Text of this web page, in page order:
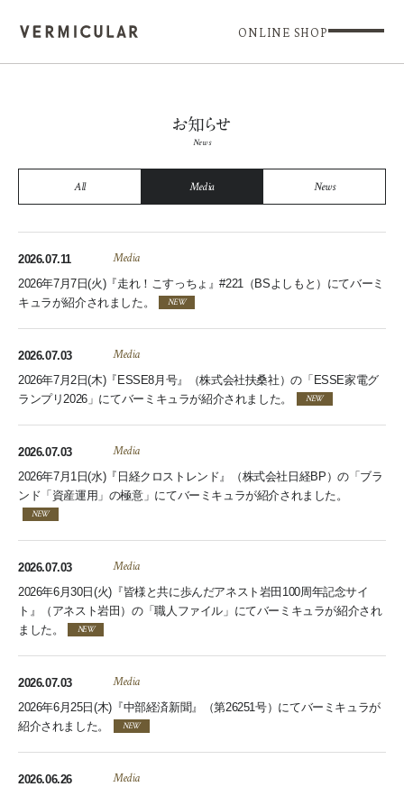
ONLINE SHOP
お知らせ
News
All Media News
2026.07.11 Media
2026年7月7日(火)『走れ！こすっちょ』#221（BSよしもと）にてバーミ
キュラが紹介されました。
2026.07.03 Media
2026年7月2日(木)『ESSE8月号』（株式会社扶桑社）の「ESSE家電グ
ランプリ2026」にてバーミキュラが紹介されました。
2026.07.03 Media
2026年7月1日(水)『日経クロストレンド』（株式会社日経BP）の「ブラ
ンド「資産運用」の極意」にてバーミキュラが紹介されました。
2026.07.03 Media
2026年6月30日(火)『皆様と共に歩んだアネスト岩田100周年記念サイ
ト』（アネスト岩田）の「職人ファイル」にてバーミキュラが紹介され
ました。
2026.07.03 Media
2026年6月25日(木)『中部経済新聞』（第26251号）にてバーミキュラが
紹介されました。
2026.06.26 Media